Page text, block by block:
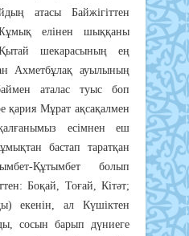
атасы Байжігіттен
елінен шыққаны
шекарасының ең
Ахметбұлақ ауылының
аталас туыс боп
қария Мұрат ақсақалмен
есімнен еш
бастап таратқан
Құтымбет болып
Боқай, Тоғай, Кітәт;
екенін, ал Күшіктен
сосын барып дүниеге